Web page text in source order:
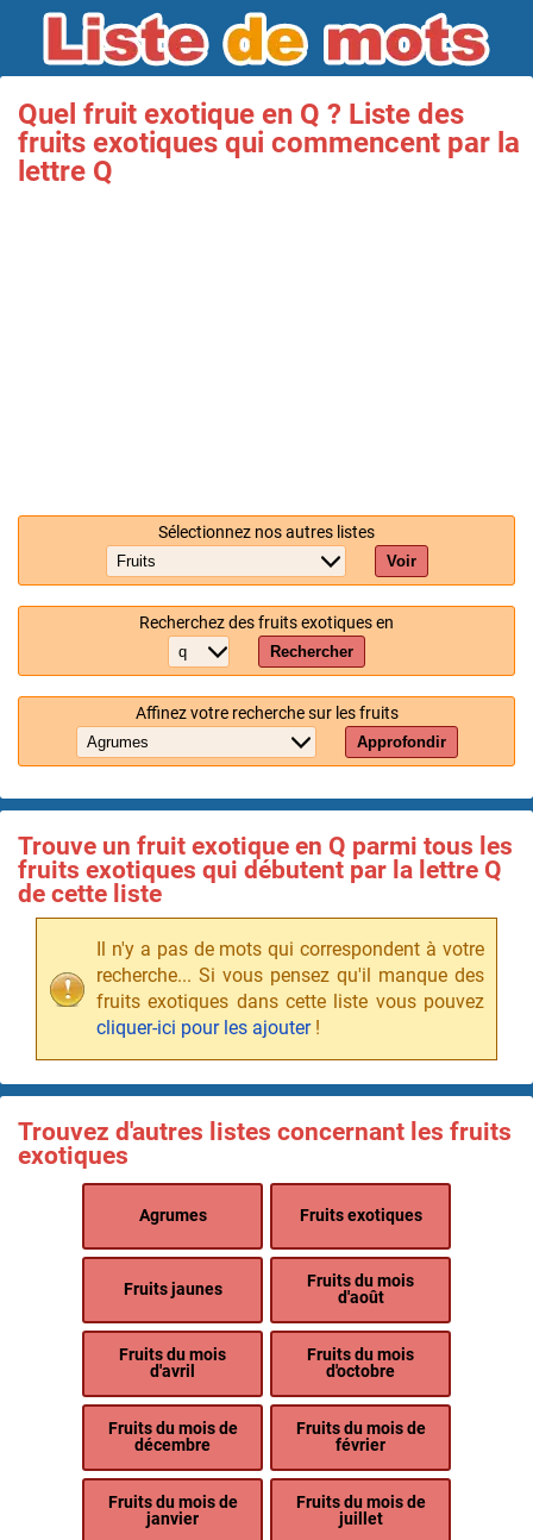
Quel fruit exotique en Q ? Liste des
fruits exotiques qui commencent par la
lettre Q
Sélectionnez nos autres listes
Voir
Recherchez des fruits exotiques en
Rechercher
Affinez votre recherche sur les fruits
Approfondir
Trouve un fruit exotique en Q parmi tous les
fruits exotiques qui débutent par la lettre Q
de cette liste
Il n'y a pas de mots qui correspondent à votre
recherche... Si vous pensez qu'il manque des
fruits exotiques dans cette liste vous pouvez
cliquer-ici pour les ajouter!
Trouvez d'autres listes concernant les fruits
exotiques
Agrumes Fruits exotiques
Fruits jaunes
Fruits du mois
d'août
Fruits du mois
d'avril
Fruits du mois
d'octobre
Fruits du mois de
décembre
Fruits du mois de
février
Fruits du mois de
janvier
Fruits du mois de
juillet